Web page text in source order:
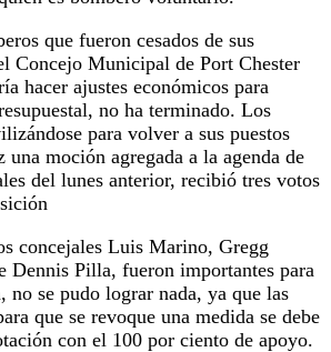
que fueron cesados de sus
Concejo Municipal de Port Chester
hacer ajustes económicos para
no ha terminado. Los
para volver a sus puestos
una moción agregada a la agenda de
del lunes anterior, recibió tres votos
concejales Luis Marino, Gregg
Dennis Pilla, fueron importantes para
no se pudo lograr nada, ya que las
que se revoque una medida se debe
con el 100 por ciento de apoyo.